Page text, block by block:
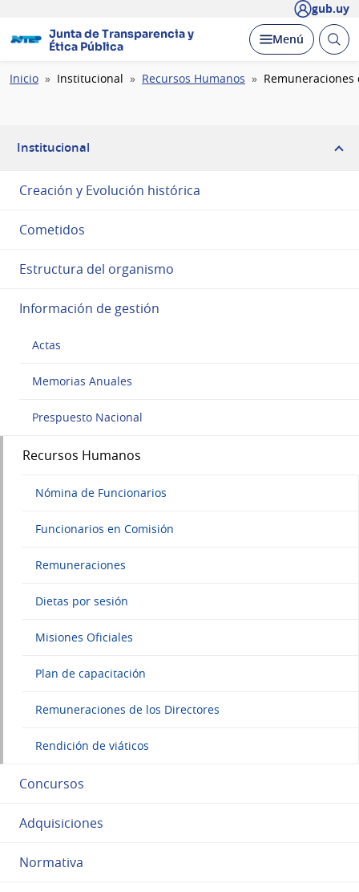
gub.uy
Junta de Transparencia y
Ética Pública
Desplegar
Menú Abrir
Ruta
Inicio Institucional Recursos Humanos
Institucional
Creación y Evolución histórica
Cometidos
Estructura del organismo
Información de gestión
Actas
Memorias Anuales
Prespuesto Nacional
Recursos Humanos
Nómina de Funcionarios
Funcionarios en Comisión
Remuneraciones
Dietas por sesión
Misiones Oficiales
Plan de capacitación
Remuneraciones de los Directores
Rendición de viáticos
Concursos
Adquisiciones
Normativa